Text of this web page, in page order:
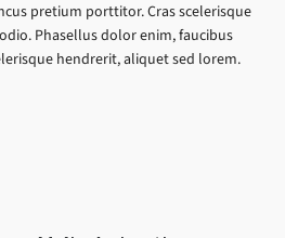
pretium porttitor. Cras scelerisque
Phasellus dolor enim, faucibus
hendrerit, aliquet sed lorem.